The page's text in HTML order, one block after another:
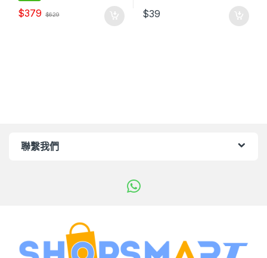
$379 $629 $39
聯繫我們